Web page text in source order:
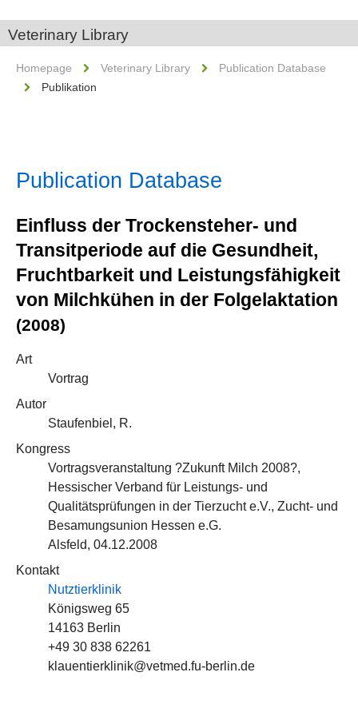
Veterinary Library
Homepage Veterinary Library
Publication Database
Publikation
Publication Database
Einfluss der Trockensteher- und
Transitperiode auf die Gesundheit,
Fruchtbarkeit und Leistungsfähigkeit
von Milchkühen in der Folgelaktation
(2008)
Art
Vortrag
Autor
Staufenbiel, R.
Kongress
Vortragsveranstaltung ?Zukunft Milch 2008?,
Hessischer Verband für Leistungs- und
Qualitätsprüfungen in der Tierzucht e.V., Zucht- und
Besamungsunion Hessen e.G.
Alsfeld, 04.12.2008
Kontakt
Nutztierklinik
Königsweg 65
14163 Berlin
+49 30 838 62261
klauentierklinik@vetmed.fu-berlin.de